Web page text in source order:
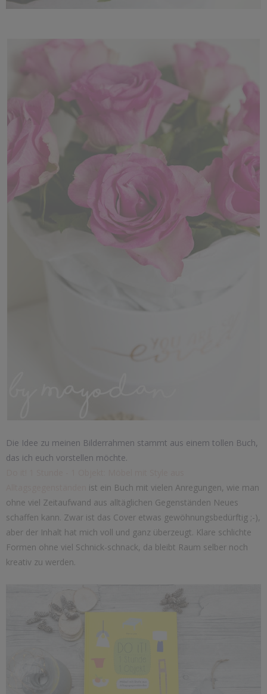
Die Idee zu meinen Bilderrahmen stammt aus einem tollen Buch,
das ich euch vorstellen möchte.
ist ein Buch mit vielen Anregungen, wie man
ohne viel Zeitaufwand aus alltäglichen Gegenständen Neues
schaffen kann. Zwar ist das Cover etwas gewöhnungsbedürftig ;-),
aber der Inhalt hat mich voll und ganz überzeugt. Klare schlichte
Formen ohne viel Schnick-schnack, da bleibt Raum selber noch
kreativ zu werden.